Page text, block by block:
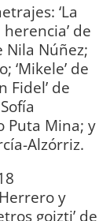
‘La
herencia’ de
Nila Núñez;
‘Mikele’ de
Fidel’ de
Puta Mina; y
Alzórriz.
y
goizti’ de